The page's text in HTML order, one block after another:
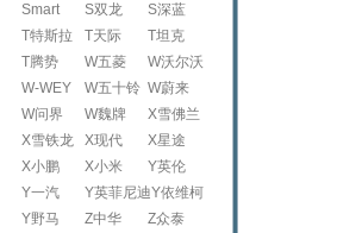
Smart
S双龙
S深蓝
T特斯拉
T天际
T坦克
T腾势
W五菱
W沃尔沃
W-WEY
W五十铃 W蔚来
W问界
W魏牌
X雪佛兰
X雪铁龙
X现代
X星途
X小鹏
X小米
Y英伦
Y一汽
Y英菲尼迪Y依维柯
Y野马
Z中华
Z众泰